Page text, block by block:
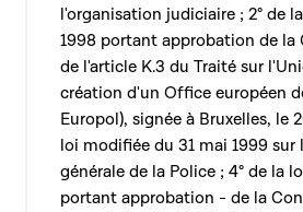
l'organisation judiciaire ; 2° de
1998 portant approbation de la
de l'article K.3 du Traité sur
création d'un Office européen
Europol), signée à Bruxelles, le
loi modifiée du 31 mai 1999
générale de la Police ; 4° de la
portant approbation - de la